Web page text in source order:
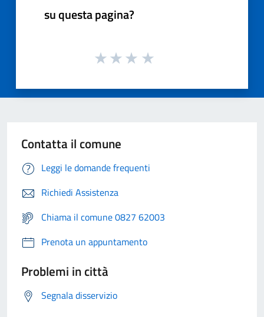
su questa pagina?
Contatta il comune
Leggi le domande frequenti
Richiedi Assistenza
Chiama il comune 0827 62003
Prenota un appuntamento
Problemi in città
Segnala disservizio